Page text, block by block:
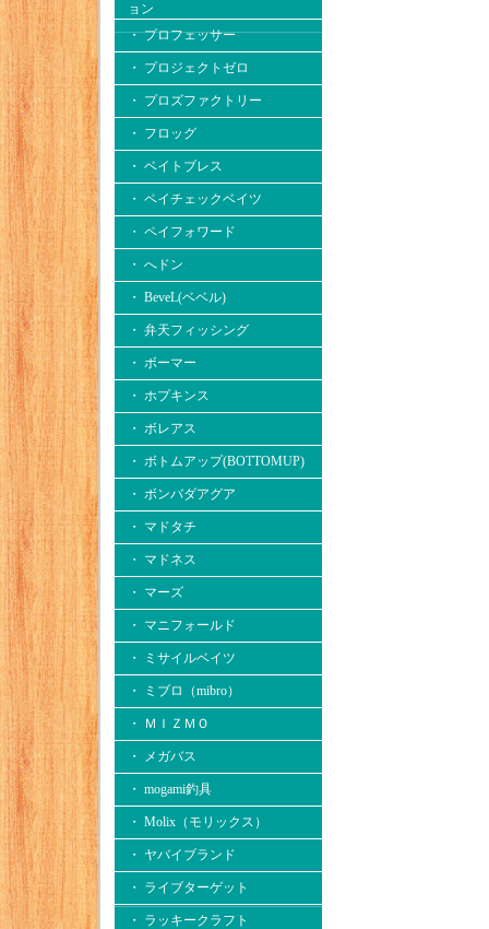
ョン
・ プロフェッサー
・ プロジェクトゼロ
・ プロズファクトリー
・ フロッグ
・ ベイトブレス
・ ペイチェックベイツ
・ ペイフォワード
・ へドン
・ BeveL(ベベル)
・ 弁天フィッシング
・ ボーマー
・ ホプキンス
・ ボレアス
・ ボトムアップ(BOTTOMUP)
・ ボンバダアグア
・ マドタチ
・ マドネス
・ マーズ
・ マニフォールド
・ ミサイルベイツ
・ ミブロ（mibro）
・ ＭＩＺＭＯ
・ メガバス
・ mogami釣具
・ Molix（モリックス）
・ ヤバイブランド
・ ライブターゲット
・ ラッキークラフト